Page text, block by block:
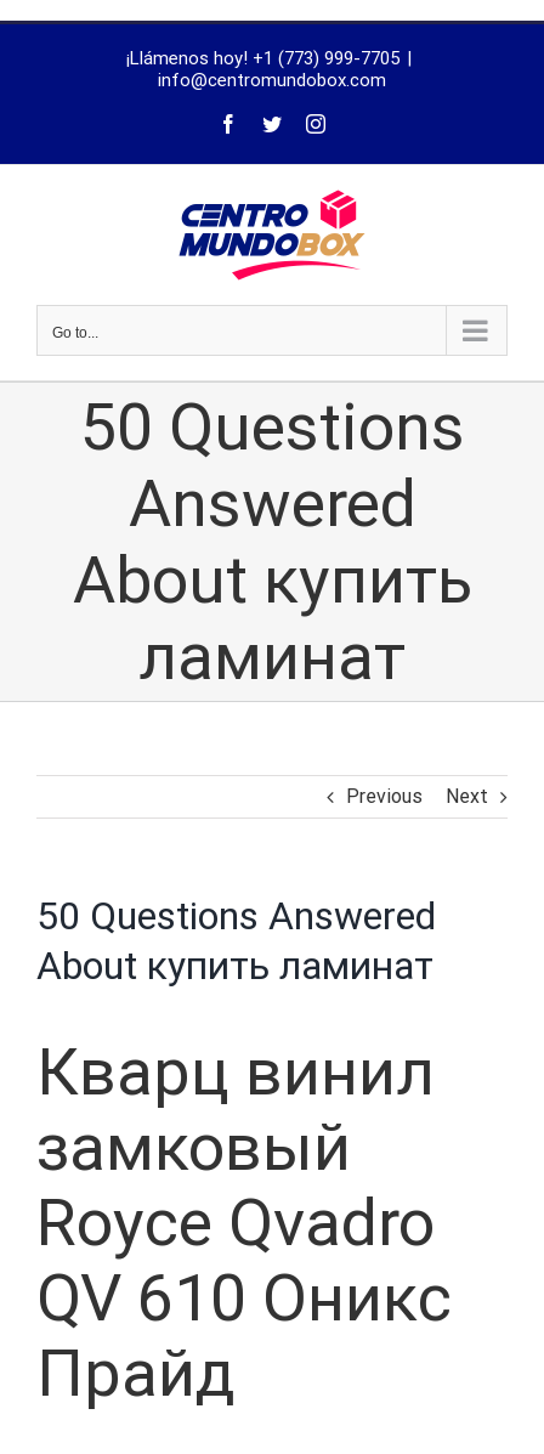
¡Llámenos hoy! +1 (773) 999-7705 |
info@centromundobox.com
Go to...
50 Questions
Answered
About купить
ламинат
Previous Next
50 Questions Answered
About купить ламинат
Кварц винил
замковый
Royce Qvadro
QV 610 Оникс
Прайд